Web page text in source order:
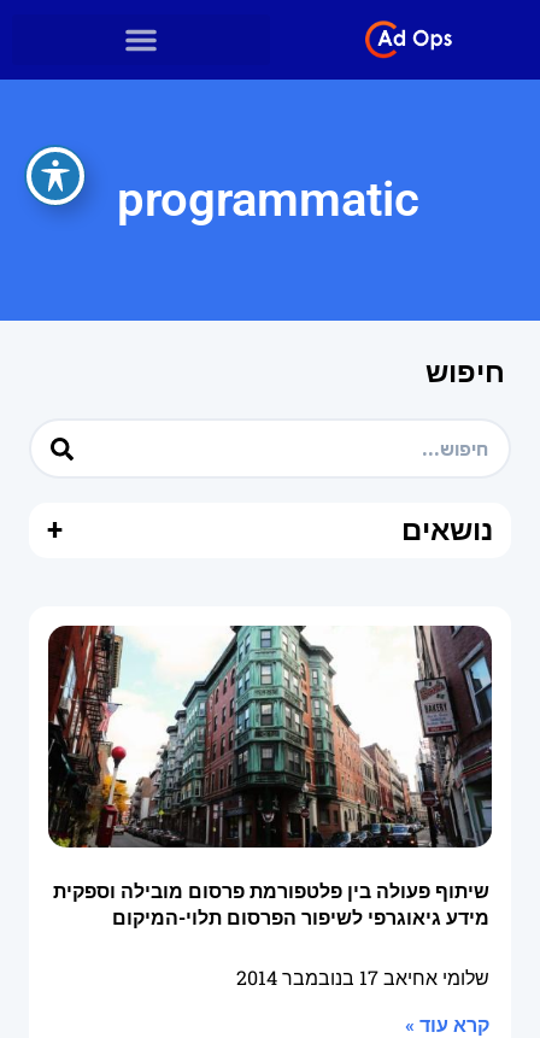
programmatic
חיפוש
נושאים +
שיתוף פעולה בין פלטפורמת פרסום מובילה וספקית
מידע גיאוגרפי לשיפור הפרסום תלוי-המיקום
שלומי אחיאב17 בנובמבר 2014
קרא עוד »